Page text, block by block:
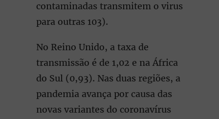
contaminadas transmitem o virus
para outras 103).
No Reino Unido, a taxa de
transmissão é de 1,02 e na África
do Sul (0,93). Nas duas regiões, a
pandemia avança por causa das
novas variantes do coronavírus